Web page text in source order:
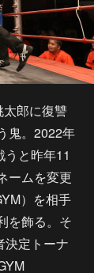
郎に復讐
鬼。2022年
と昨年11
ームを変更
）を相手
を飾る。そ
定トーナ